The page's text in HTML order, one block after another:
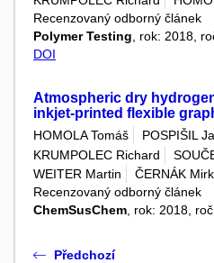
Recenzovaný odborný článek
Polymer Testing , rok: 2018,
DOI
Atmospheric dry
inkjet-printed flexible
HOMOLA Tomáš
POSPIŠIL
KRUMPOLEC Richard
WEITER Martin
ČERNÁK
Recenzovaný odborný článek
ChemSusChem , rok: 2018,
Předchozí